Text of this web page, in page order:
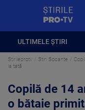
ULTIMELE ȘTIRI
Stirileprotv Stiri Socante
la tată
Copilă de 14
o bătaie